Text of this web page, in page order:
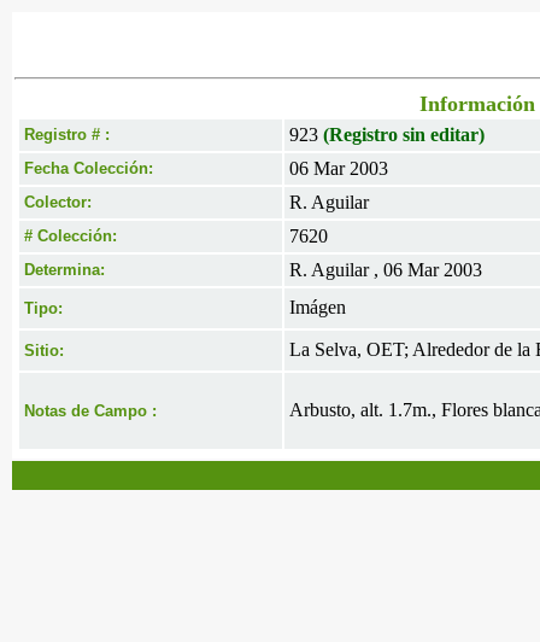
Información
Registro # : 923 (Registro sin editar)
Fecha Colección: 06 Mar 2003
Colector: R. Aguilar
# Colección: 7620
Determina: R. Aguilar , 06 Mar 2003
Tipo: Imágen
Sitio: La Selva, OET; Alrededor de la
Notas de Campo : Arbusto, alt. 1.7m., Flores